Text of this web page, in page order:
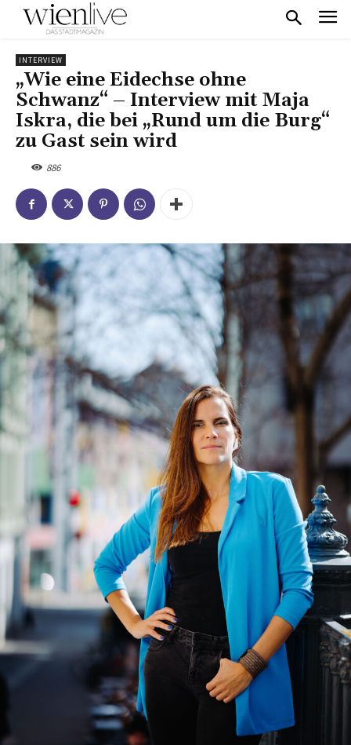
INTERVIEW
„Wie eine Eidechse ohne
Schwanz“ – Interview mit Maja
Iskra, die bei „Rund um die Burg“
zu Gast sein wird
886